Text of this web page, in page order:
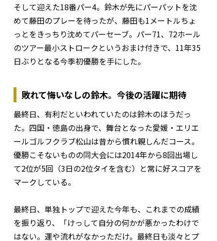
そして迎えた18番パー4。鈴木が先にパーパットを沈
めて藤田のプレーを待ったが、藤田も1メートルちょ
っとをきっちり沈めてパーセーブ。パー71、72ホール
のツアー最小ストロークというおまけ付きで、11年35
日ぶりとなる今季初優勝を手にした。
敗れて悔いなしの鈴木。今後の活躍に期待
最終日、有利だといわれていたのは鈴木のほうだっ
た。四国・徳島の出身で、舞台となった愛媛・エリエ
ールゴルフクラブ松山は昔から慣れ親しんだコース。
優勝こそないものの同大会には2014年から8回出場し
て2位が5回（3日の2位タイを含む）と常に好スコアを
マークしている。
最終日、単独トップで迎えた今年も、これまでの成績
を振り返り、「けっして自分の何かが悪かったわけで
はない。運や流れがなかっただけ。最終日も淡々とプ